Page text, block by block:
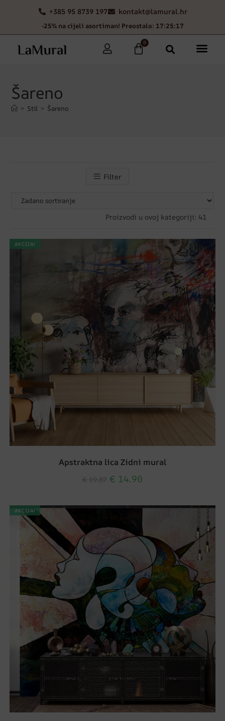
+385 95 8739 197 kontakt@lamural.hr
-25% na cijeli asortiman! Preostalo: 17:25:14
0
Šareno
> Stil > Šareno
Filter
Proizvodi u ovoj kategoriji: 41
AKCIJA!
Apstraktna lica Zidni mural
€ 14.90
AKCIJA!